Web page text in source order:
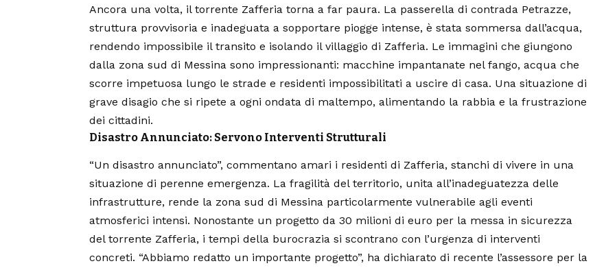
Ancora una volta, il torrente Zafferia torna a far paura. La passerella di contrada Petrazze,
struttura provvisoria e inadeguata a sopportare piogge intense, è stata sommersa dall’acqua,
rendendo impossibile il transito e isolando il villaggio di Zafferia. Le immagini che giungono
dalla zona sud di Messina sono impressionanti: macchine impantanate nel fango, acqua che
scorre impetuosa lungo le strade e residenti impossibilitati a uscire di casa. Una situazione di
grave disagio che si ripete a ogni ondata di maltempo, alimentando la rabbia e la frustrazione
dei cittadini.
Disastro Annunciato: Servono Interventi Strutturali
“Un disastro annunciato”, commentano amari i residenti di Zafferia, stanchi di vivere in una
situazione di perenne emergenza. La fragilità del territorio, unita all’inadeguatezza delle
infrastrutture, rende la zona sud di Messina particolarmente vulnerabile agli eventi
atmosferici intensi. Nonostante un progetto da 30 milioni di euro per la messa in sicurezza
del torrente Zafferia, i tempi della burocrazia si scontrano con l’urgenza di interventi
concreti. “Abbiamo redatto un importante progetto”, ha dichiarato di recente l’assessore per la